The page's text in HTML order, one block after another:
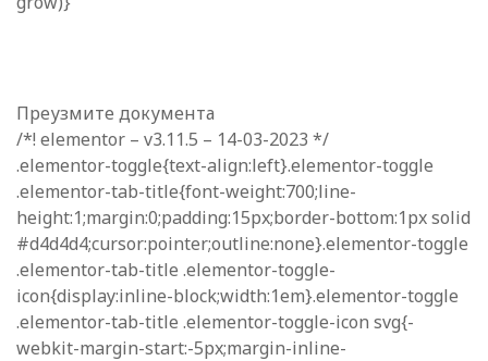
Преузмите документа
/*! elementor – v3.11.5 – 14-03-2023 */
.elementor-toggle{text-align:left}.elementor-toggle
.elementor-tab-title{font-weight:700;line-
height:1;margin:0;padding:15px;border-bottom:1px solid
#d4d4d4;cursor:pointer;outline:none}.elementor-toggle
.elementor-tab-title .elementor-toggle-
icon{display:inline-block;width:1em}.elementor-toggle
.elementor-tab-title .elementor-toggle-icon svg{-
webkit-margin-start:-5px;margin-inline-